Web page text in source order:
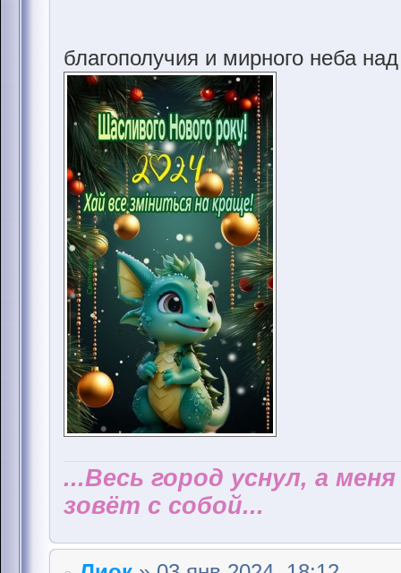
благополучия и мирного неба
...Весь город уснул, а
зовёт с собой...